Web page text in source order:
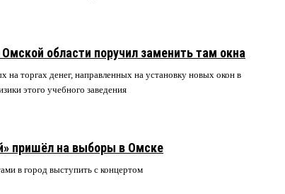
области поручил заменить там окна
торгах денег, направленных на установку новых окон в
этого учебного заведения
пришёл на выборы в Омске
в город выступить с концертом